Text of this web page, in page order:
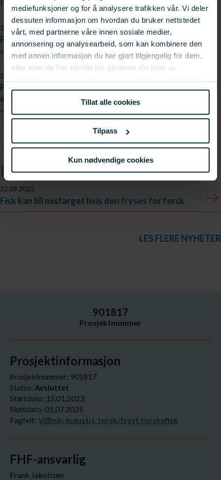
mediefunksjoner og for å analysere trafikken vår. Vi deler
dessuten informasjon om hvordan du bruker nettstedet
vårt, med partnerne våre innen sosiale medier,
annonsering og analysearbeid, som kan kombinere den
med annen informasjon du har gjort tilgjengelig for dem,
eller som de har samlet inn gjennom din bruk av
informasjonskapsler ved å bruke nettstedet vårt.
Tillat alle cookies
Tilpass
Kun nødvendige cookies
18.09.2025
Fisk blir misfarget hvis den fryses for fersk
nofima.no
21.04.2025
Film: Slik endrer fisken seg når den fryses – uten maling
eller lys
vimeo.com
Prosjektnyheter
22.09.2025
Fisk kan bli misfarget hvis den fryses for fersk
LES FLERE NYHETER
901817
Prosjektnummer
Prosjektinformasjon
Prosjektnummer: 901817
Status: Avsluttet
Startdato: 15.01.2023
Sluttdato: 01.07.2025
Fagfelt: Villfisk; Industri, fersk/fryst torskefisk
FHF-ansvarlig
Frank Jakobsen